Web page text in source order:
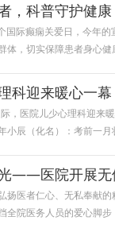
，科普守护健康
际癫痫关爱日，今年
体，切实保障患者身心
迎来暖心一幕
，医院儿少心理科迎来
小辰（化名）：考前一
——医院开展无
医者仁心、无私奉献
全院医务人员的爱心脚